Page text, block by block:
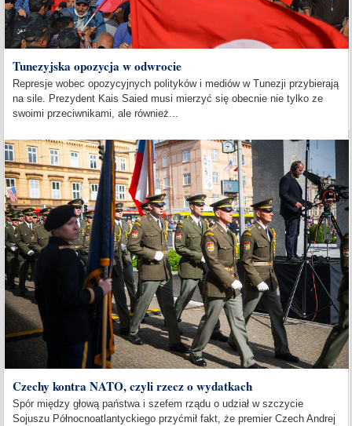
Tunezyjska opozycja w odwrocie
Represje wobec opozycyjnych polityków i mediów w Tunezji przybierają
na sile. Prezydent Kais Saied musi mierzyć się obecnie nie tylko ze
swoimi przeciwnikami, ale również...
Czechy kontra NATO, czyli rzecz o wydatkach
Spór między głową państwa i szefem rządu o udział w szczycie
Sojuszu Północnoatlantyckiego przyćmił fakt, że premier Czech Andrej